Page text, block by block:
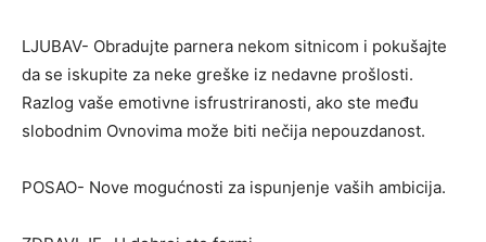
LJUBAV- Obradujte parnera nekom sitnicom i pokušajte
da se iskupite za neke greške iz nedavne prošlosti.
Razlog vaše emotivne isfrustriranosti, ako ste među
slobodnim Ovnovima može biti nečija nepouzdanost.
POSAO- Nove mogućnosti za ispunjenje vaših ambicija.